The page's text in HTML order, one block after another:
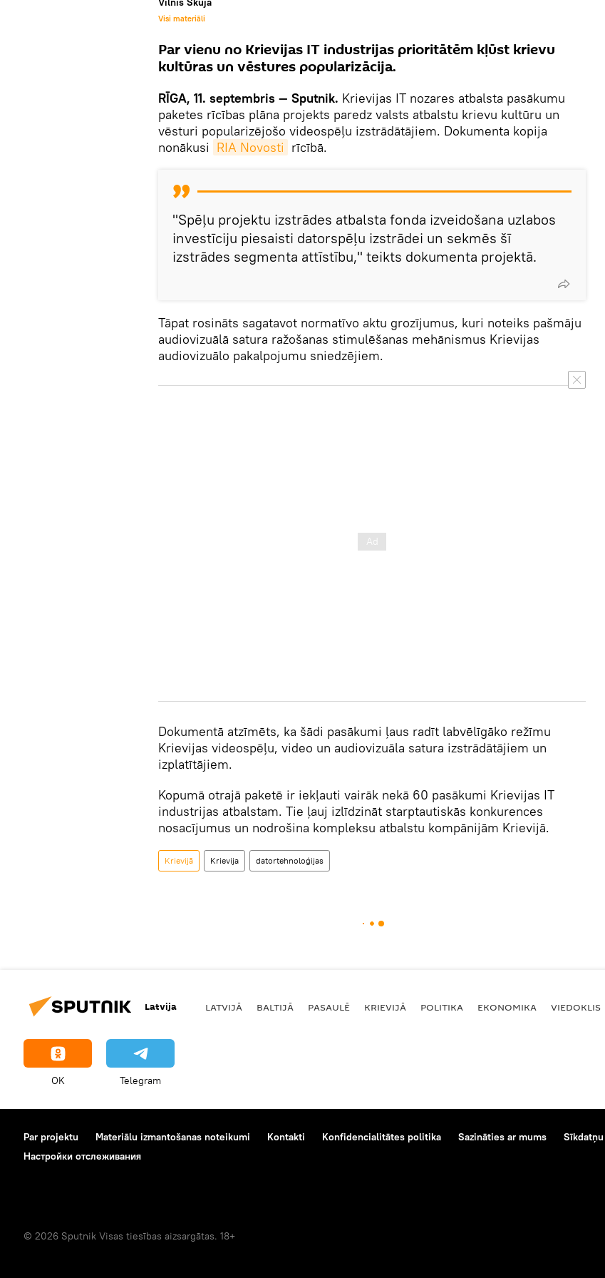
Visi materiāli
Par vienu no Krievijas IT industrijas prioritātēm kļūst krievu
kultūras un vēstures popularizācija.
RĪGA, 11. septembris — Sputnik. Krievijas IT nozares atbalsta pasākumu
paketes rīcības plāna projekts paredz valsts atbalstu krievu kultūru un
vēsturi popularizējošo videospēļu izstrādātājiem. Dokumenta kopija
nonākusi RIA Novosti rīcībā.
"Spēļu projektu izstrādes atbalsta fonda izveidošana uzlabos
investīciju piesaisti datorspēļu izstrādei un sekmēs šī
izstrādes segmenta attīstību," teikts dokumenta projektā.
Tāpat rosināts sagatavot normatīvo aktu grozījumus, kuri noteiks pašmāju
audiovizuālā satura ražošanas stimulēšanas mehānismus Krievijas
audiovizuālo pakalpojumu sniedzējiem.
Dokumentā atzīmēts, ka šādi pasākumi ļaus radīt labvēlīgāko režīmu
Krievijas videospēļu, video un audiovizuāla satura izstrādātājiem un
izplatītājiem.
Kopumā otrajā paketē ir iekļauti vairāk nekā 60 pasākumi Krievijas IT
industrijas atbalstam. Tie ļauj izlīdzināt starptautiskās konkurences
nosacījumus un nodrošina kompleksu atbalstu kompānijām Krievijā.
Krievijā Krievija datortehnoloģijas
Latvija LATVIJĀ BALTIJĀ PASAULĒ KRIEVIJĀ POLITIKA EKONOMIKA VIEDOKLIS
OK Telegram
Par projektu Materiālu izmantošanas noteikumi Kontakti Konfidencialitātes politika Sazināties ar mums
Настройки отслеживания
© 2026 Sputnik Visas tiesības aizsargātas. 18+